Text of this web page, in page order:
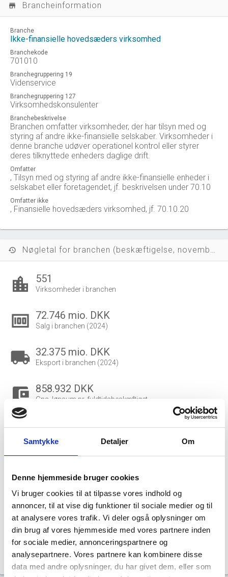
Samtykke Detaljer Om
Denne hjemmeside bruger cookies
Vi bruger cookies til at tilpasse vores indhold og
annoncer, til at vise dig funktioner til sociale medier og til
at analysere vores trafik. Vi deler også oplysninger om
din brug af vores hjemmeside med vores partnere inden
for sociale medier, annonceringspartnere og
analysepartnere. Vores partnere kan kombinere disse
data med andre oplysninger, du har givet dem, eller som
store_mall_directory Brancheinformation
Branche
Ikke-finansielle hovedsæders virksomhed
Branchekode
701010
Branchegruppering 19
Videnservice
Branchegruppering 127
Virksomhedskonsulenter
Branchebeskrivelse
Branchen omfatter virksomheder, der har tilsyn med og
styring af andre ikke-finansielle selskaber. Virksomheder i
denne branche udøver operationel kontrol eller styrer
deres tilknyttede enheders daglige drift.
Omfatter
, Tilsyn med og styring af andre ikke-finansielle enheder i
selskabet eller foretagendet, jf. beskrivelsen under 70.10
Omfatter ikke
, Finansielle hovedsæders virksomhed, jf. 70.10.20
history Nøgletal for branchen (beskæftigelse, november 2023)
location_city 551
Virksomheder i branchen
money 72.746 mio. DKK
Salg i branchen (2024)
local_shipping 32.375 mio. DKK
Eksport i branchen (2024)
account_balance_wallet 858.932 DKK
Gns. lønsum pr. fuldtidsbeskæftiget
people_outline 19.875
7.938
Beskæftigede kvinder i branchen
11.937
Beskæftigede mænd i branchen
Gå tilUdvidet brancheanalyse for historiske data.